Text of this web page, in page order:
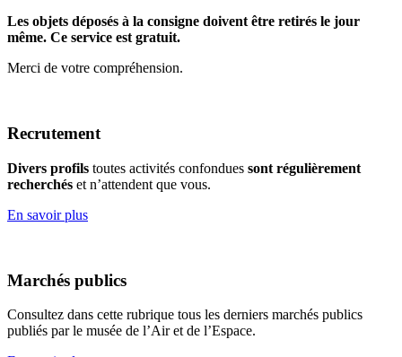
Les objets déposés à la consigne doivent être retirés le jour
même. Ce service est gratuit.
Merci de votre compréhension.
Recrutement
Divers profils toutes activités confondues sont régulièrement
recherchés et n’attendent que vous.
En savoir plus
Marchés publics
Consultez dans cette rubrique tous les derniers marchés publics
publiés par le musée de l’Air et de l’Espace.